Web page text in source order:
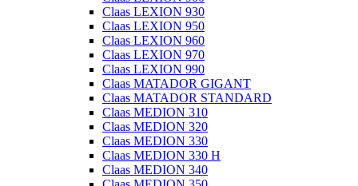
Claas LEXION 930
Claas LEXION 950
Claas LEXION 960
Claas LEXION 970
Claas LEXION 990
Claas MATADOR GIGANT
Claas MATADOR STANDARD
Claas MEDION 310
Claas MEDION 320
Claas MEDION 330
Claas MEDION 330 H
Claas MEDION 340